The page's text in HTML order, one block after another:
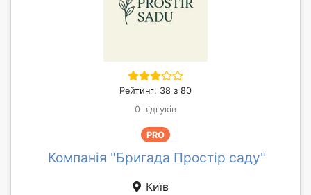
Рейтинг: 38 з 80
0 відгуків
PRO
Компанія "Бригада Простір саду"
Київ